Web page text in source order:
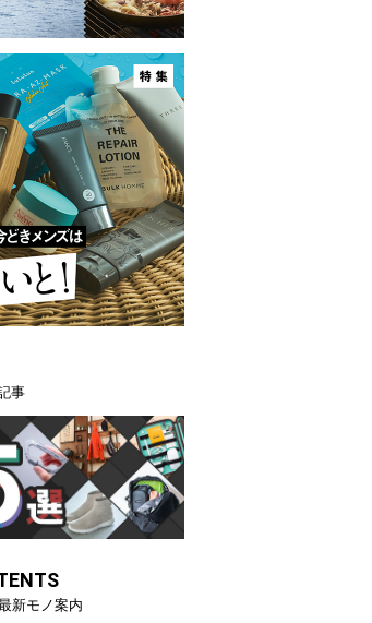
事
新モノ案内